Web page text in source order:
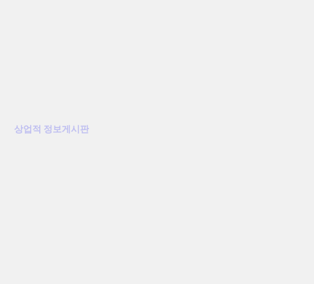
상업적 정보게시판